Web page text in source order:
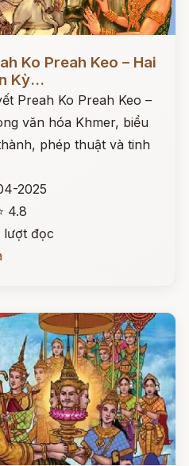
Ko Preah Keo – Hai
Kỳ...
Preah Ko Preah Keo –
văn hóa Khmer, biểu
phép thuật và tinh
2025
4.8
lượt đọc